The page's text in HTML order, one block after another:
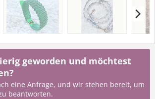
geworden und möchtest
eine Anfrage, und wir stehen bereit, um
beantworten.